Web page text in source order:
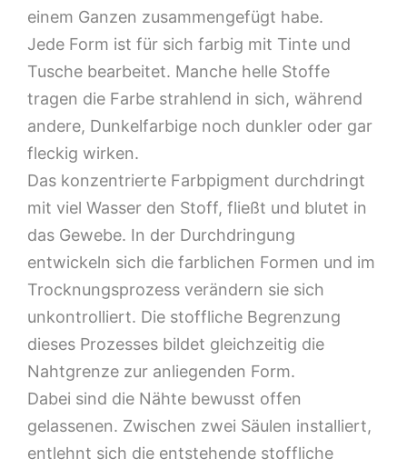
einem Ganzen zusammengefügt habe.
Jede Form ist für sich farbig mit Tinte und
Tusche bearbeitet. Manche helle Stoffe
tragen die Farbe strahlend in sich, während
andere, Dunkelfarbige noch dunkler oder gar
fleckig wirken.
Das konzentrierte Farbpigment durchdringt
mit viel Wasser den Stoff, fließt und blutet in
das Gewebe. In der Durchdringung
entwickeln sich die farblichen Formen und im
Trocknungsprozess verändern sie sich
unkontrolliert. Die stoffliche Begrenzung
dieses Prozesses bildet gleichzeitig die
Nahtgrenze zur anliegenden Form.
Dabei sind die Nähte bewusst offen
gelassenen. Zwischen zwei Säulen installiert,
entlehnt sich die entstehende stoffliche